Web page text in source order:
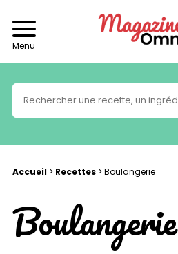
Menu
Accueil> Recettes> Boulangerie
Boulangerie